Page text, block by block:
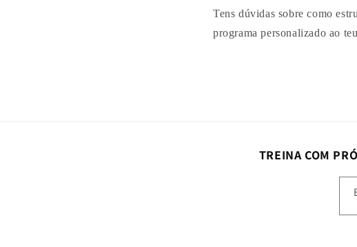
Tens dúvidas sobre como
programa personalizado ao
TREINA COM